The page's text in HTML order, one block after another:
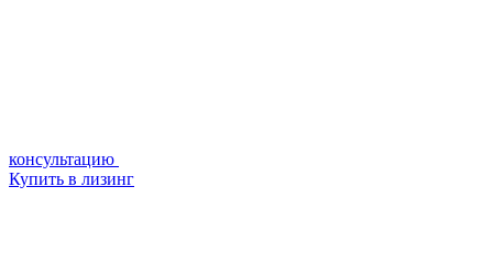
консультацию
Купить в лизинг